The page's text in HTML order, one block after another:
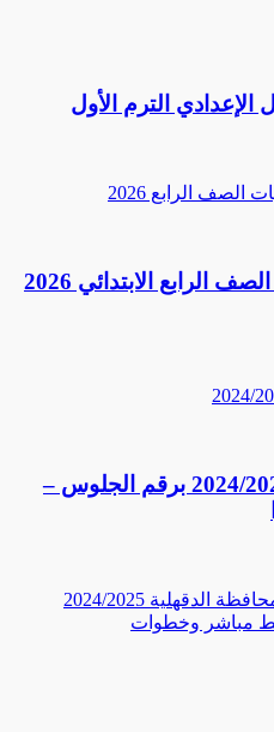
الترم الأول
كتاب سلاح التلميذ رياضيات الصف الرابع الابتدائي 2026
رابط نتيجة الثانوية العامة 2024/2025 برقم الجلوس –